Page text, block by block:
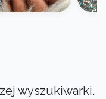
wyszukiwarki.